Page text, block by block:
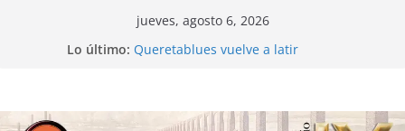
jueves, agosto 6, 2026
Lo último: Queretablues vuelve a latir
Cascada Cueva Longa